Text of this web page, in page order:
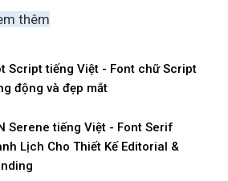
thêm
Script tiếng Việt - Font chữ Script
động và đẹp mắt
Serene tiếng Việt - Font Serif
Lịch Cho Thiết Kế Editorial &